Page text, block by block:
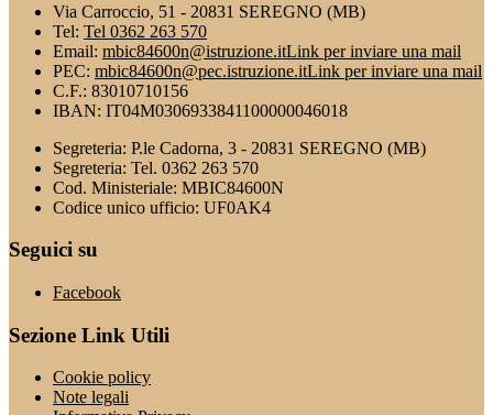
Via Carroccio, 51 - 20831 SEREGNO (MB)
Tel: Tel 0362 263 570
Email: mbic84600n@istruzione.itLink per inviare una mail
PEC: mbic84600n@pec.istruzione.itLink per inviare una mail
C.F.: 83010710156
IBAN: IT04M0306933841100000046018
Segreteria: P.le Cadorna, 3 - 20831 SEREGNO (MB)
Segreteria: Tel. 0362 263 570
Cod. Ministeriale: MBIC84600N
Codice unico ufficio: UF0AK4
Seguici su
Facebook
Sezione Link Utili
Cookie policy
Note legali